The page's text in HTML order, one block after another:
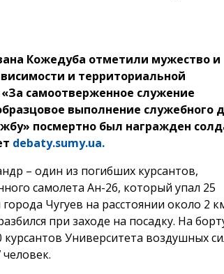
Кожедуба отметили мужество и
и территориальной
«За самоотверженное служение
выполнение служебного
посмертно был награжден
debaty.sumy.ua.
– один из погибших курсантов,
самолета Ан-26, который упал 25
Чугуев на расстоянии около 2
при заходе на посадку. На
Университета воздушных